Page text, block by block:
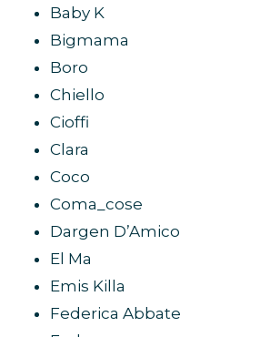
Baby K
Bigmama
Boro
Chiello
Cioffi
Clara
Coco
Coma_cose
Dargen D’Amico
El Ma
Emis Killa
Federica Abbate